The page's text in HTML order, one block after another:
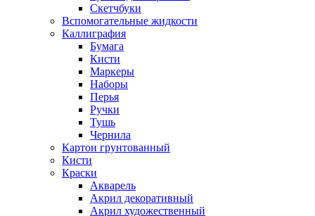
Скетчбуки
Вспомогательные жидкости
Каллиграфия
Бумага
Кисти
Маркеры
Наборы
Перья
Ручки
Тушь
Чернила
Картон грунтованный
Кисти
Краски
Акварель
Акрил декоративный
Акрил художественный